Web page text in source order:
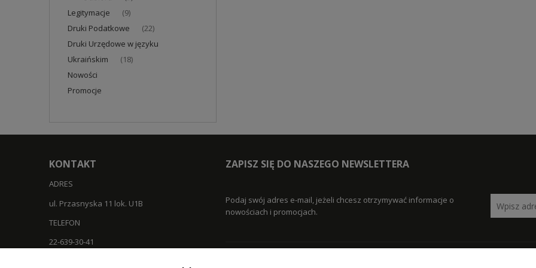
Legitymacje (9)
Druki Podatkowe (22)
Druki Urzędowe w języku
Ukraińskim
(18)
Nowości
Promocje
KONTAKT
ADRES
ul. Przasnyska 11 lok. U1B
TELEFON
22-639-30-41
ZAPISZ SIĘ DO NASZEGO NEWSLETTERA
Podaj swój adres e-mail, jeżeli chcesz otrzymywać informacje o
nowościach i promocjach.